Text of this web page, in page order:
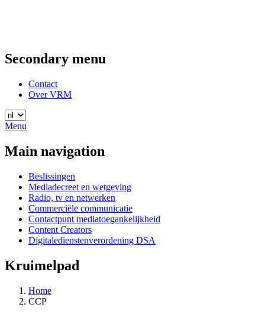
Secondary menu
Contact
Over VRM
Menu
Main navigation
Beslissingen
Mediadecreet en wetgeving
Radio, tv en netwerken
Commerciële communicatie
Contactpunt mediatoegankelijkheid
Content Creators
Digitaledienstenverordening DSA
Kruimelpad
Home
CCP